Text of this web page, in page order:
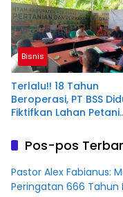
Tahun Penjara
Bisnis
Terlalu!! 18 Tahun
Beroperasi, PT BSS
Fiktifkan Lahan Petani
Pos-pos
Pastor Alex Fabianus:
Peringatan 666 Tahun